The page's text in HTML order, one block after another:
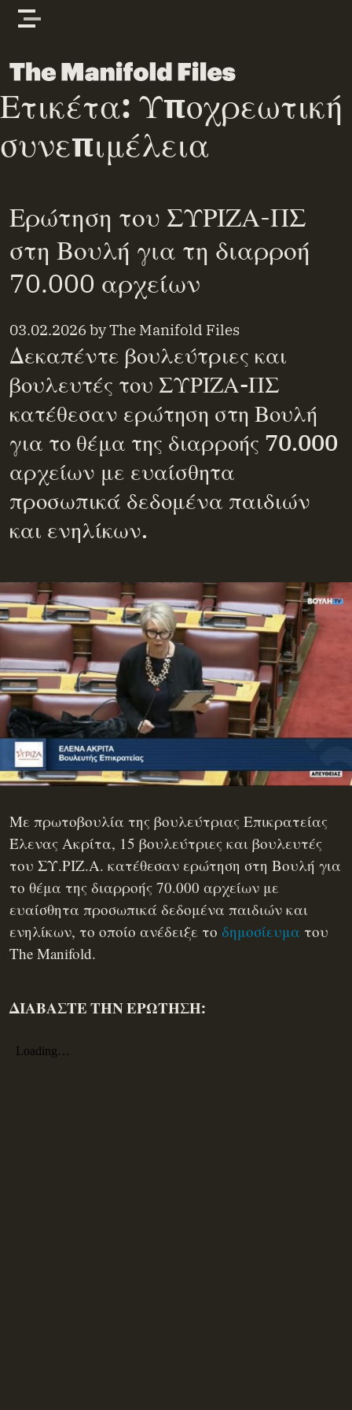
Skip to content
The Manifold Files
Ετικέτα: Υποχρεωτική
συνεπιμέλεια
Ερώτηση του ΣΥΡΙΖΑ-ΠΣ
στη Βουλή για τη διαρροή
70.000 αρχείων
03.02.2026 byThe Manifold Files
Δεκαπέντε βουλεύτριες και
βουλευτές του ΣΥΡΙΖΑ-ΠΣ
κατέθεσαν ερώτηση στη Βουλή
για το θέμα της διαρροής 70.000
αρχείων με ευαίσθητα
προσωπικά δεδομένα παιδιών
και ενηλίκων.
Με πρωτοβουλία της βουλεύτριας Επικρατείας
Έλενας Ακρίτα, 15 βουλεύτριες και βουλευτές
του ΣΥ.ΡΙΖ.Α. κατέθεσαν ερώτηση στη Βουλή για
το θέμα της διαρροής 70.000 αρχείων με
ευαίσθητα προσωπικά δεδομένα παιδιών και
ενηλίκων, το οποίο ανέδειξε το δημοσίευμα του
The Manifold.
ΔΙΑΒΑΣΤΕ ΤΗΝ ΕΡΩΤΗΣΗ: